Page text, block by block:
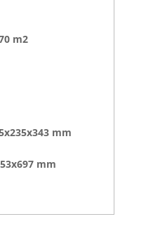
m2
mm
mm